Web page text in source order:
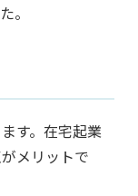
。
す。在宅起業
メリットで